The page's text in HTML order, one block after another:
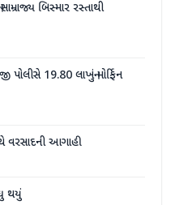
બિસ્માર રસ્તાથી
19.80 લાખનું મોર્ફિન
આગાહી
થયું